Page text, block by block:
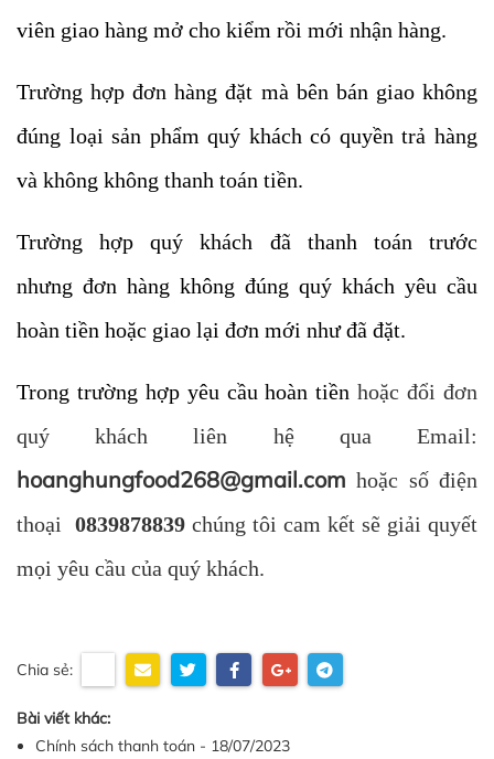
viên giao hàng mở cho kiểm rồi mới nhận hàng.
Trường hợp đơn hàng đặt mà bên bán giao không
đúng loại sản phẩm quý khách có quyền trả hàng
và không không thanh toán tiền.
Trường hợp quý khách đã thanh toán trước
nhưng đơn hàng không đúng quý khách yêu cầu
hoàn tiền hoặc giao lại đơn mới như đã đặt.
Trong trường hợp yêu cầu hoàn tiềnhoặc đổi đơn
quý khách liên hệ qua Email:
hoanghungfood268@gmail.com hoặc số điện
thoại 0839878839 chúng tôi cam kết sẽ giải quyết
mọi yêu cầu của quý khách.
Chia sẻ:
Bài viết khác:
Chính sách thanh toán - 18/07/2023